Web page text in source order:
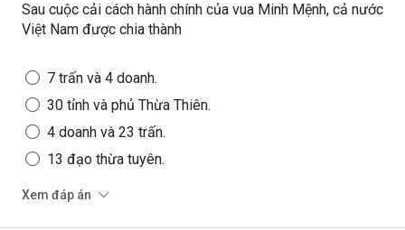
Sau cuộc cải cách hành chính của vua Minh Mệnh, cả nước
Việt Nam được chia thành
7 trấn và 4 doanh.
30 tỉnh và phủ Thừa Thiên.
4 doanh và 23 trấn.
13 đạo thừa tuyên.
Xem đáp án